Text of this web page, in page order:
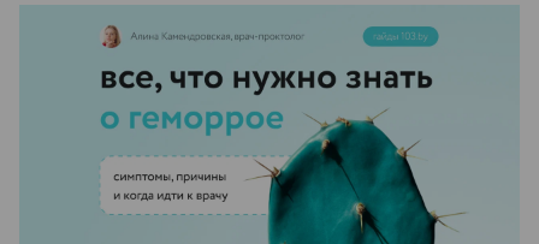
ЭФФЕКТИВНАЯ РЕКЛАМА НА САЙТЕ